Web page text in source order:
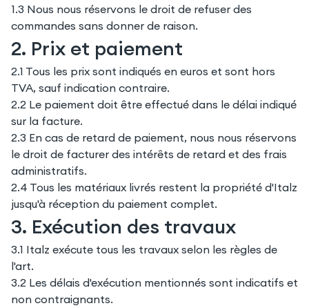
1.3 Nous nous réservons le droit de refuser des
commandes sans donner de raison.
2. Prix et paiement
2.1 Tous les prix sont indiqués en euros et sont hors
TVA, sauf indication contraire.
2.2 Le paiement doit être effectué dans le délai indiqué
sur la facture.
2.3 En cas de retard de paiement, nous nous réservons
le droit de facturer des intérêts de retard et des frais
administratifs.
2.4 Tous les matériaux livrés restent la propriété d'Italz
jusqu'à réception du paiement complet.
3. Exécution des travaux
3.1 Italz exécute tous les travaux selon les règles de
l'art.
3.2 Les délais d'exécution mentionnés sont indicatifs et
non contraignants.